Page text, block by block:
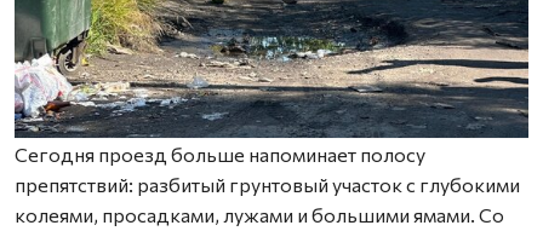
Сегодня проезд больше напоминает полосу
препятствий: разбитый грунтовый участок с глубокими
колеями, просадками, лужами и большими ямами. Со